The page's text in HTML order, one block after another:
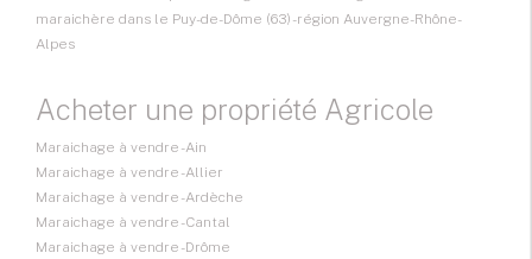
maraichère dans le Puy-de-Dôme (63) - région Auvergne-Rhône-
Alpes
Acheter une propriété Agricole
Maraichage à vendre - Ain
Maraichage à vendre - Allier
Maraichage à vendre - Ardèche
Maraichage à vendre - Cantal
Maraichage à vendre - Drôme